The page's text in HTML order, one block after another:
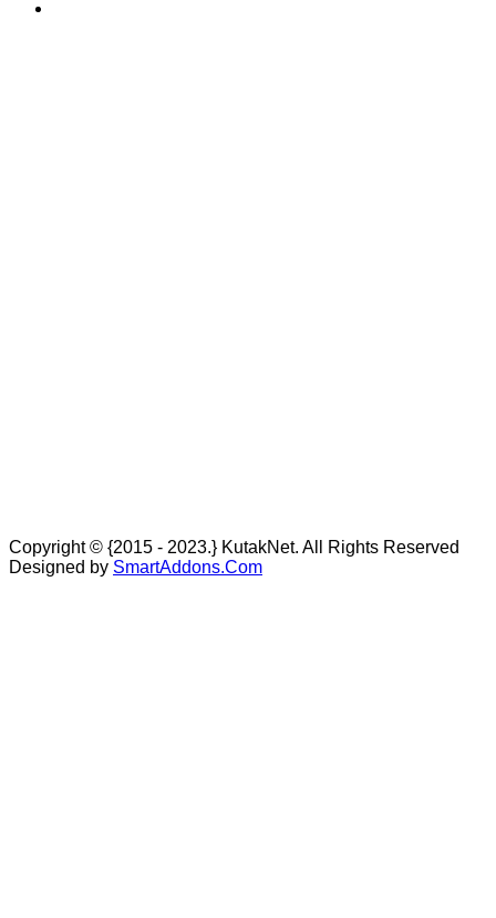
Copyright © {2015 - 2023.} KutakNet. All Rights Reserved
Designed by SmartAddons.Com